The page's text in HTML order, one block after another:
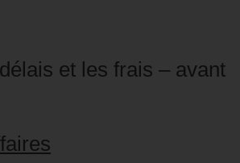
et les frais – avant